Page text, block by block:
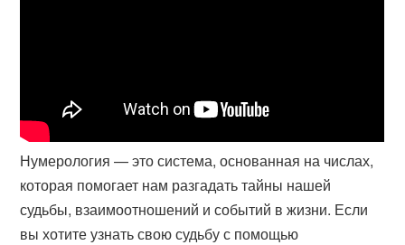
Нумерология — это система, основанная на числах,
которая помогает нам разгадать тайны нашей
судьбы, взаимоотношений и событий в жизни. Если
вы хотите узнать свою судьбу с помощью